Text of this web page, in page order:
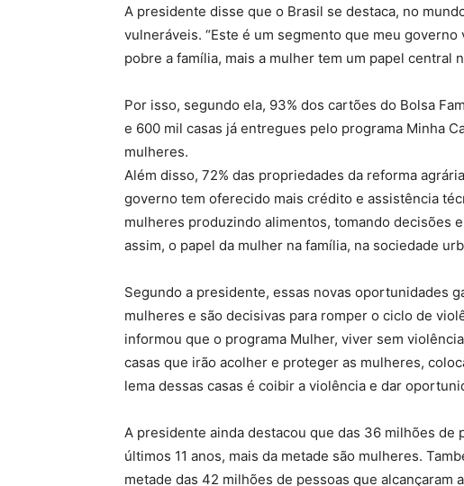
A presidente disse que o Brasil se destaca, no
vulneráveis. “Este é um segmento que meu
pobre a família, mais a mulher tem um papel central
Por isso, segundo ela, 93% dos cartões do Bolsa
e 600 mil casas já entregues pelo programa Minha
mulheres.
Além disso, 72% das propriedades da reforma
governo tem oferecido mais crédito e assistência
mulheres produzindo alimentos, tomando decisões
assim, o papel da mulher na família, na sociedade
Segundo a presidente, essas novas oportunidades
mulheres e são decisivas para romper o ciclo de
informou que o programa Mulher, viver sem
casas que irão acolher e proteger as mulheres,
lema dessas casas é coibir a violência e dar
A presidente ainda destacou que das 36 milhões de
últimos 11 anos, mais da metade são mulheres.
metade das 42 milhões de pessoas que alcançaram